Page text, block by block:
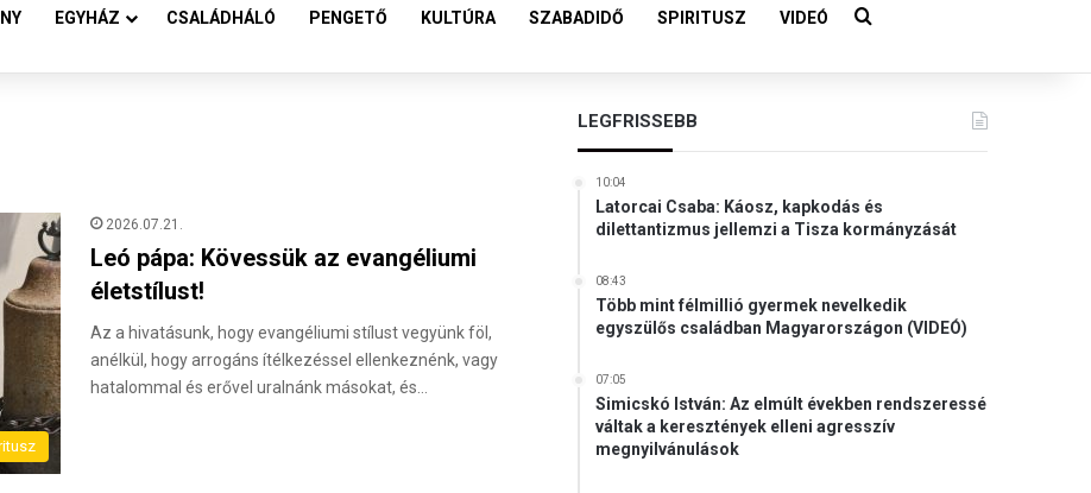
EGYHÁZ CSALÁDHÁLÓ PENGETŐ KULTÚRA SZABADIDŐ SPIRITUSZ VIDEÓ Keresés:
2026.07.21.
Leó pápa: Kövessük az evangéliumi
életstílust!
Az a hivatásunk, hogy evangéliumi stílust vegyünk föl,
anélkül, hogy arrogáns ítélkezéssel ellenkeznénk, vagy
hatalommal és erővel uralnánk másokat, és…
LEGFRISSEBB
10:04
Latorcai Csaba: Káosz, kapkodás és
dilettantizmus jellemzi a Tisza kormányzását
08:43
Több mint félmillió gyermek nevelkedik
egyszülős családban Magyarországon (VIDEÓ)
07:05
Simicskó István: Az elmúlt években rendszeressé
váltak a keresztények elleni agresszív
megnyilvánulások